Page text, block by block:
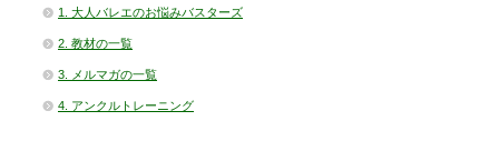
1. 大人バレエのお悩みバスターズ
2. 教材の一覧
3. メルマガの一覧
4. アンクルトレーニング